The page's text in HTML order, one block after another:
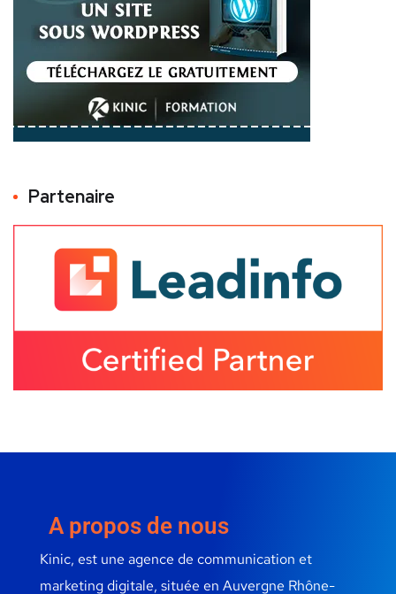
Partenaire
A propos de nous
Kinic, est une agence de communication et
marketing digitale, située en Auvergne Rhône-